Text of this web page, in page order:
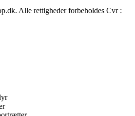
Alle rettigheder forbeholdes Cvr :